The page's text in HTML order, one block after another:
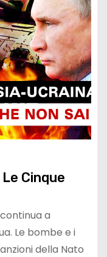
Cinque
a
Le bombe e i
della Nato